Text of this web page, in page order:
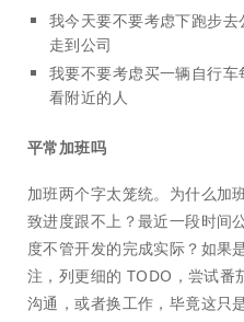
我今天要不要考虑下跑步
走到公司
我要不要考虑买一辆自行
看附近的人
平常加班吗
加班两个字太笼统。为什么加
致进度跟不上？最近一段时间
度不管开发的完成实际？如果
注，列更细的 TODO，尝试番
沟通，或者换工作，毕竟这只